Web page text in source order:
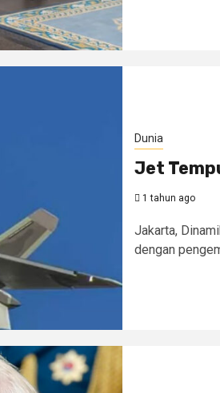
Dunia
Jet
1 tahun ago
Jakarta,
dengan